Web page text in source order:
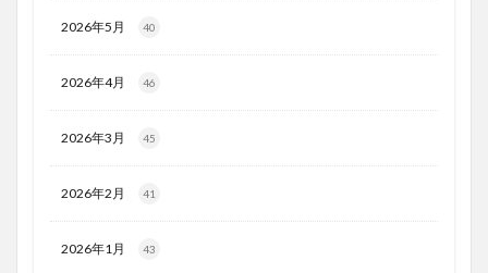
2026年5月 40
2026年4月 46
2026年3月 45
2026年2月 41
2026年1月 43